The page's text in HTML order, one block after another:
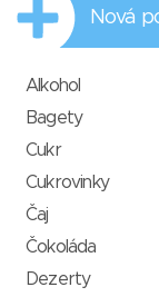
Nová
Alkohol
Bagety
Cukr
Cukrovinky
Čaj
Čokoláda
Dezerty